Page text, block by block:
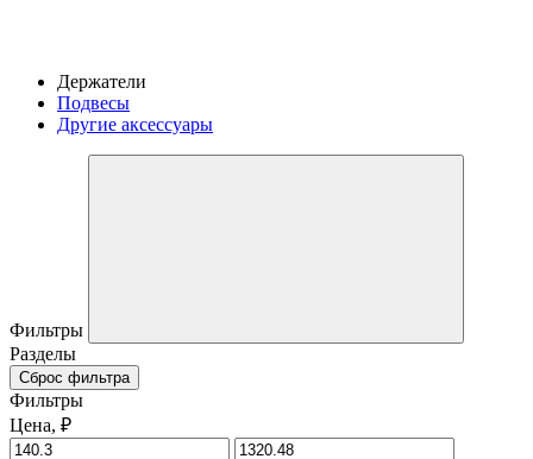
Держатели
Подвесы
Другие аксессуары
Фильтры
Разделы
Сброс фильтра
Фильтры
Цена, ₽